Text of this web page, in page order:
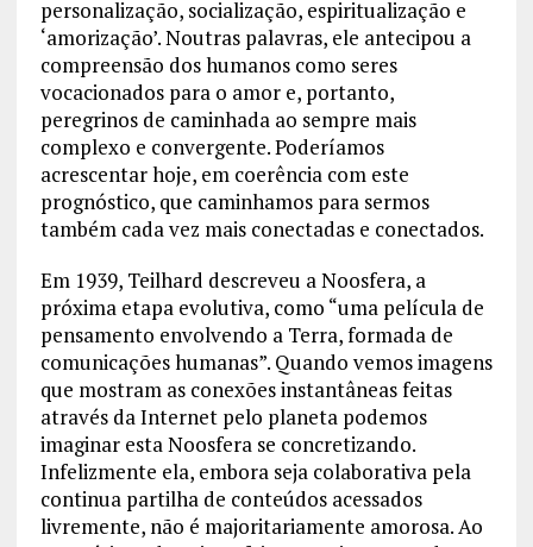
personalização, socialização, espiritualização e
‘amorização’. Noutras palavras, ele antecipou a
compreensão dos humanos como seres
vocacionados para o amor e, portanto,
peregrinos de caminhada ao sempre mais
complexo e convergente. Poderíamos
acrescentar hoje, em coerência com este
prognóstico, que caminhamos para sermos
também cada vez mais conectadas e conectados.
Em 1939, Teilhard descreveu a Noosfera, a
próxima etapa evolutiva, como “uma película de
pensamento envolvendo a Terra, formada de
comunicações humanas”. Quando vemos imagens
que mostram as conexões instantâneas feitas
através da Internet pelo planeta podemos
imaginar esta Noosfera se concretizando.
Infelizmente ela, embora seja colaborativa pela
continua partilha de conteúdos acessados
livremente, não é majoritariamente amorosa. Ao